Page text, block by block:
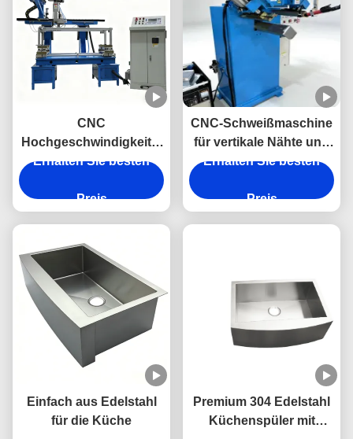
CNC
Hochgeschwindigkeits-
Einzelbrenner-
Laserschweißgerät für
Erhalten Sie besten
Preis
CNC-Schweißmaschine
für vertikale Nähte und
untere Ecken –
Spezialschweißmaschine
Erhalten Sie besten
Preis
Einfach aus Edelstahl
für die Küche
Premium 304 Edelstahl
Küchenspüler mit